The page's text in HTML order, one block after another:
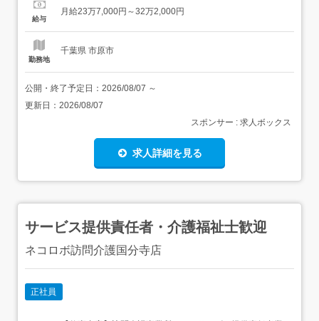
円<賞与>賞与あり年2回合計2.2ヶ月分過去支給実績 資格...
給与
月給23万7,000円～32万2,000円
勤務地
千葉県 市原市
公開・終了予定日： 2026/08/07 ～
更新日： 2026/08/07
スポンサー : 求人ボックス
求人詳細を見る
サービス提供責任者・介護福祉士歓迎
ネコロボ訪問介護国分寺店
正社員